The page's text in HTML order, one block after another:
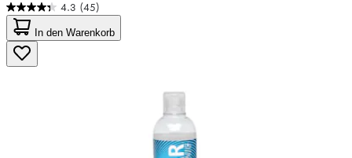
4.3 (45)
4.3
von
5
Sternen.
45
In den Warenkorb